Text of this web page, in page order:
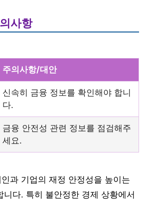
사항
주의사항/대안
신속히 금융 정보를 확인해야 합니
다.
금융 안전성 관련 정보를 점검해주
세요.
과 기업의 재정 안정성을 높이는
니다. 특히 불안정한 경제 상황에서